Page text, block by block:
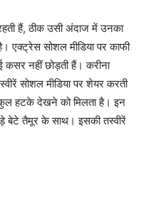
हैं, ठीक उसी अंदाज में उनका
एक्ट्रेस सोशल मीडिया पर काफी
नहीं छोड़ती हैं। करीना
सोशल मीडिया पर शेयर करती
हटके देखने को मिलता है। इन
बेटे तैमूर के साथ। इसकी तस्वीरें